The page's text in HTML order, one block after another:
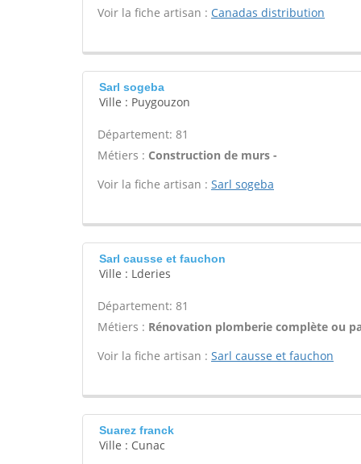
Voir la fiche artisan : Canadas distribution
Sarl sogeba
Ville : Puygouzon
Département: 81
Métiers : Construction de murs -
Voir la fiche artisan : Sarl sogeba
Sarl causse et fauchon
Ville : Lderies
Département: 81
Métiers : Rénovation plomberie complète ou
Voir la fiche artisan : Sarl causse et fauchon
Suarez franck
Ville : Cunac